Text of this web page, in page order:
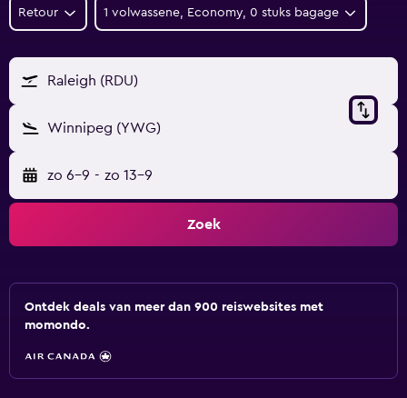
Retour 1 volwassene, Economy, 0 stuks bagage
Raleigh (RDU)
Winnipeg (YWG)
zo 6-9 - zo 13-9
Zoek
Ontdek deals van meer dan 900 reiswebsites met
momondo.